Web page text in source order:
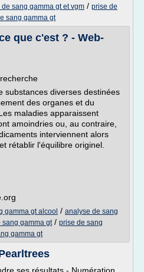
de sang gamma gt et vgm / prise de
sang gamma gt
que c'est ? - Web-
substances diverses destinées
des organes et du
maladies apparaissent
amoindries ou, au contraire,
interviennent alors
rétablir l'équilibre originel.
gamma gt alcool / analyse de sang
sang gamma gt/ prise de sang
gamma gt